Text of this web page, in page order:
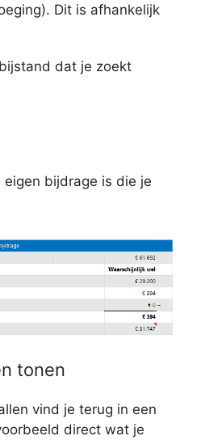
Dit is afhankelijk
dat je zoekt
bijdrage is die je
tonen
vind je terug in een
direct wat je